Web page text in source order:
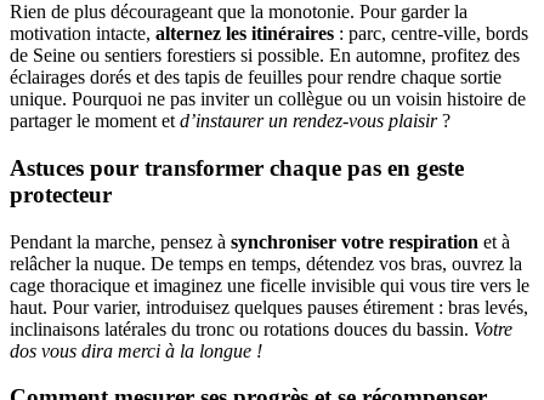
Rien de plus décourageant que la monotonie. Pour garder la
motivation intacte, alternez les itinéraires : parc, centre-ville, bords
de Seine ou sentiers forestiers si possible. En automne, profitez des
éclairages dorés et des tapis de feuilles pour rendre chaque sortie
unique. Pourquoi ne pas inviter un collègue ou un voisin histoire de
partager le moment et d’instaurer un rendez-vous plaisir?
Astuces pour transformer chaque pas en geste
protecteur
Pendant la marche, pensez à synchroniser votre respiration et à
relâcher la nuque. De temps en temps, détendez vos bras, ouvrez la
cage thoracique et imaginez une ficelle invisible qui vous tire vers le
haut. Pour varier, introduisez quelques pauses étirement : bras levés,
inclinaisons latérales du tronc ou rotations douces du bassin. Votre
dos vous dira merci à la longue !